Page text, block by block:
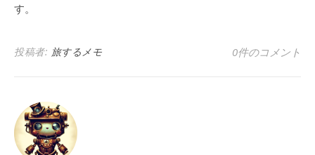
す。
投稿者: 旅するメモ 0件のコメント